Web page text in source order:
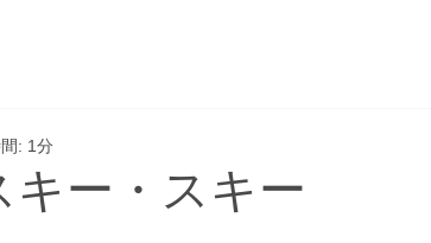
キー・スキー
: 1分